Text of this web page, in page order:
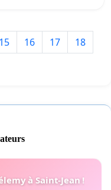
15 16 17
18
à Saint-Jean !